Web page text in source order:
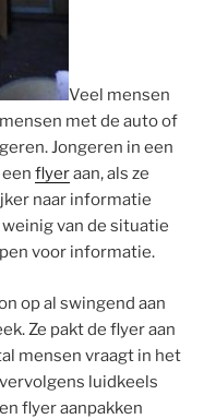
Veel mensen
met de auto of
Jongeren in een
flyeraan, als ze
naar informatie
van de situatie
voor informatie.
op al swingend aan
Ze pakt de flyer aan
mensen vraagt in het
luidkeels
flyer aanpakken